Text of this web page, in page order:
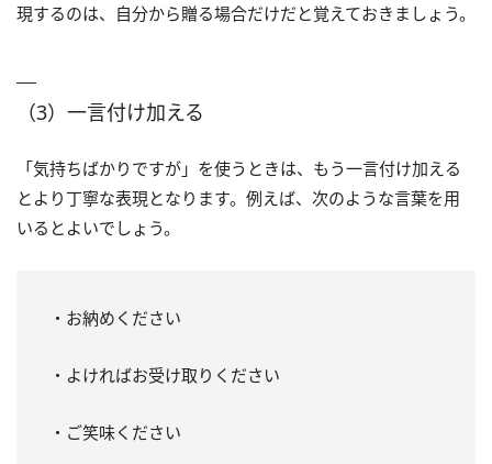
現するのは、自分から贈る場合だけだと覚えておきましょう。
（3）一言付け加える
「気持ちばかりですが」を使うときは、もう一言付け加える
とより丁寧な表現となります。例えば、次のような言葉を用
いるとよいでしょう。
・お納めください
・よければお受け取りください
・ご笑味ください